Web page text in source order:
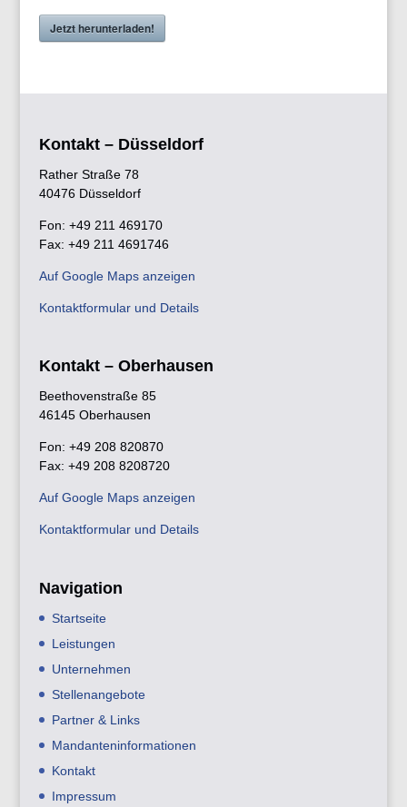
Jetzt herunterladen!
Kontakt – Düsseldorf
Rather Straße 78
40476 Düsseldorf
Fon: +49 211 469170
Fax: +49 211 4691746
Auf Google Maps anzeigen
Kontaktformular und Details
Kontakt – Oberhausen
Beethovenstraße 85
46145 Oberhausen
Fon: +49 208 820870
Fax: +49 208 8208720
Auf Google Maps anzeigen
Kontaktformular und Details
Navigation
Startseite
Leistungen
Unternehmen
Stellenangebote
Partner & Links
Mandanteninformationen
Kontakt
Impressum